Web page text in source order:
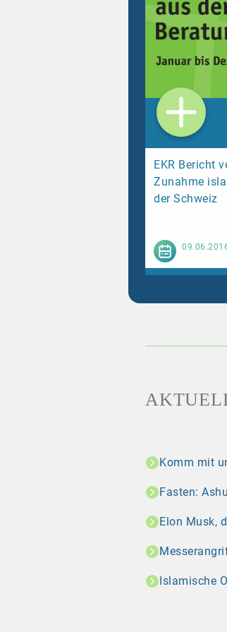
EKR Bericht
Zunahme
der Schweiz
Komm mit
Fasten:
Elon Musk,
Islamische